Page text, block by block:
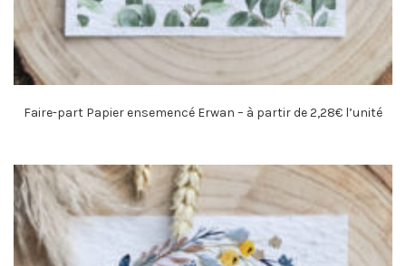
Faire-part Papier ensemencé Erwan – à partir de 2,28€ l’unité